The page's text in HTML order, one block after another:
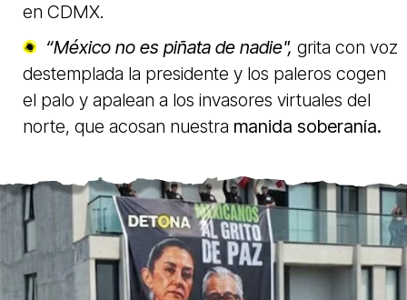
en CDMX.
“México no es piñata de nadie", grita con voz
destemplada la presidente y los paleros cogen
el palo y apalean a los invasores virtuales del
norte, que acosan nuestra manida soberanía.